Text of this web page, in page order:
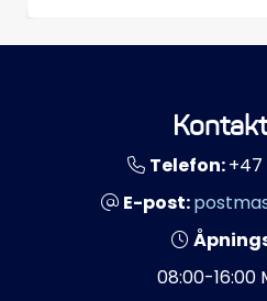
Telefon:+47
E-post:
08:00-16:00